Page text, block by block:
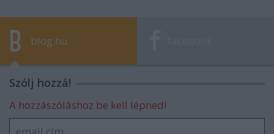
blog.hu
Szólj hozzá!
A hozzászóláshoz be kell lépned!